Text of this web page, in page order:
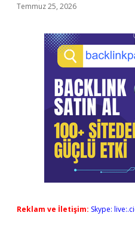
Temmuz 25, 2026
Reklam ve İletişim: Skype: